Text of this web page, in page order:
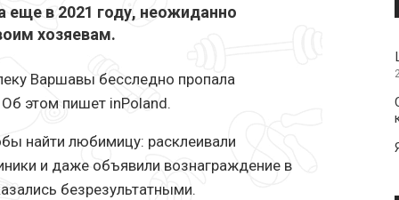
еще в 2021 году, неожиданно
хозяевам.
Варшавы бесследно пропала
Об этом пишет inPoland.
найти любимицу: расклеивали
и даже объявили вознаграждение в
безрезультатными.